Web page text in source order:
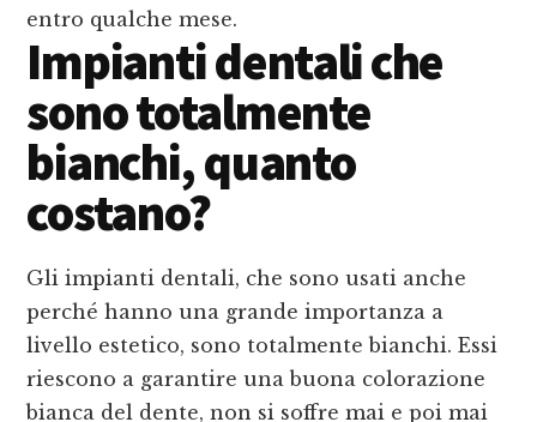
entro qualche mese.
Impianti dentali che
sono totalmente
bianchi, quanto
costano?
Gli impianti dentali, che sono usati anche
perché hanno una grande importanza a
livello estetico, sono totalmente bianchi. Essi
riescono a garantire una buona colorazione
bianca del dente, non si soffre mai e poi mai